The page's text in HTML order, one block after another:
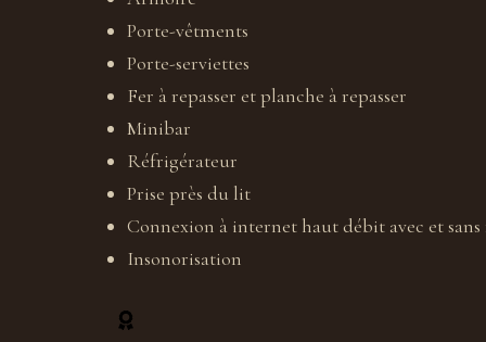
Porte-vêtments
Porte-serviettes
Fer à repasser et planche à repasser
Minibar
Réfrigérateur
Prise près du lit
Connexion à internet haut débit avec et
Insonorisation